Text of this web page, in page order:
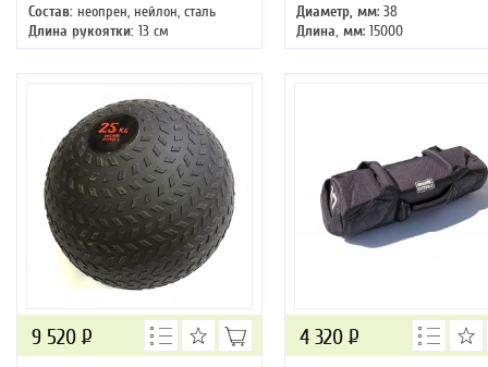
Состав: неопрен, нейлон, сталь
Длина рукоятки: 13 см
Диаметр хвата:35 см
Диаметр, мм: 38
Длина, мм: 15000
9 520 Р 4 320 Р